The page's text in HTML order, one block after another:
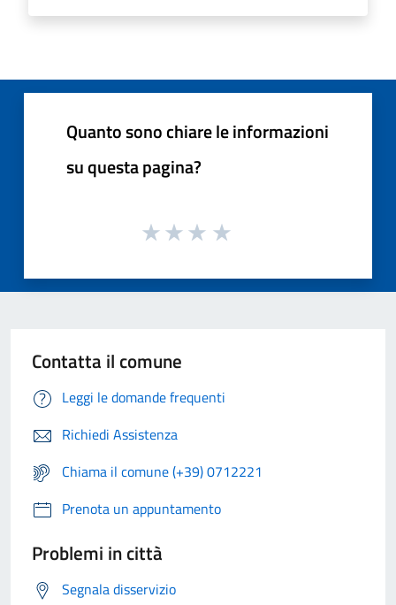
Quanto sono chiare le informazioni
su questa pagina?
Contatta il comune
Leggi le domande frequenti
Richiedi Assistenza
Chiama il comune (+39) 0712221
Prenota un appuntamento
Problemi in città
Segnala disservizio